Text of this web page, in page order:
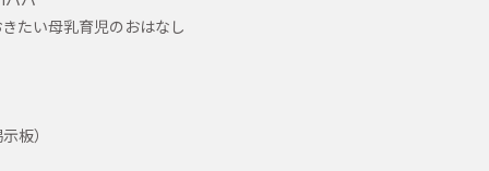
たい母乳育児のおはなし
板）